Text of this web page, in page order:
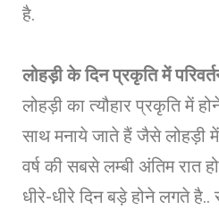
है.
लोहड़ी के दिन प्रकृति में
लोहड़ी का त्यौहार प्रकृति में
साथ मनाये जाते हैं जैसे लोहड़ी
वर्ष की सबसे लम्बी अंतिम रात
धीरे-धीरे दिन बड़े होने लगते